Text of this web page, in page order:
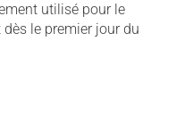
utilisé pour le
le premier jour du